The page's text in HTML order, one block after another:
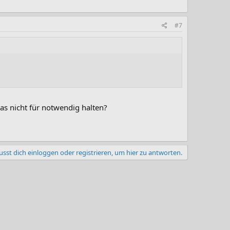
#7
nicht für notwendig halten?
dich einloggen oder registrieren, um hier zu antworten.